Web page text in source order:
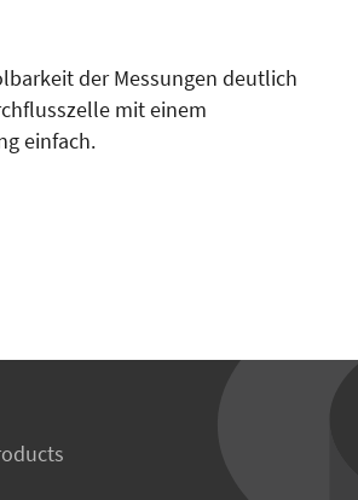
der Messungen deutlich
mit einem
einfach.